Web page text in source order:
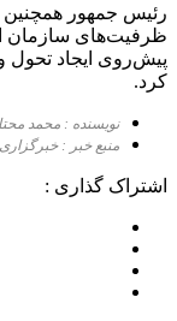
رئیس جمهور همچنین
ظرفیت‌های سازمان
پیش‌روی ایجاد تحول
کرد.
نویسنده : محمد
منبع خبر :
اشتراک گذاری :